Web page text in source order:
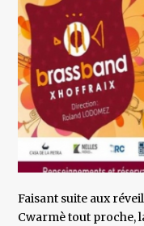
Faisant suite aux
Cwarmè tout proche,